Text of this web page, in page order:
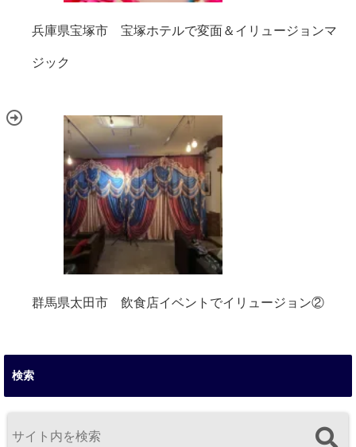
兵庫県宝塚市 宝塚ホテルで変面＆イリュージョンマ
ジック
群馬県太田市 飲食店イベントでイリュージョン②
検索